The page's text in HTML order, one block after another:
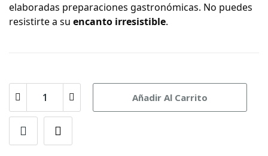
elaboradas preparaciones gastronómicas. No puedes
resistirte a su encanto irresistible.
Añadir Al Carrito